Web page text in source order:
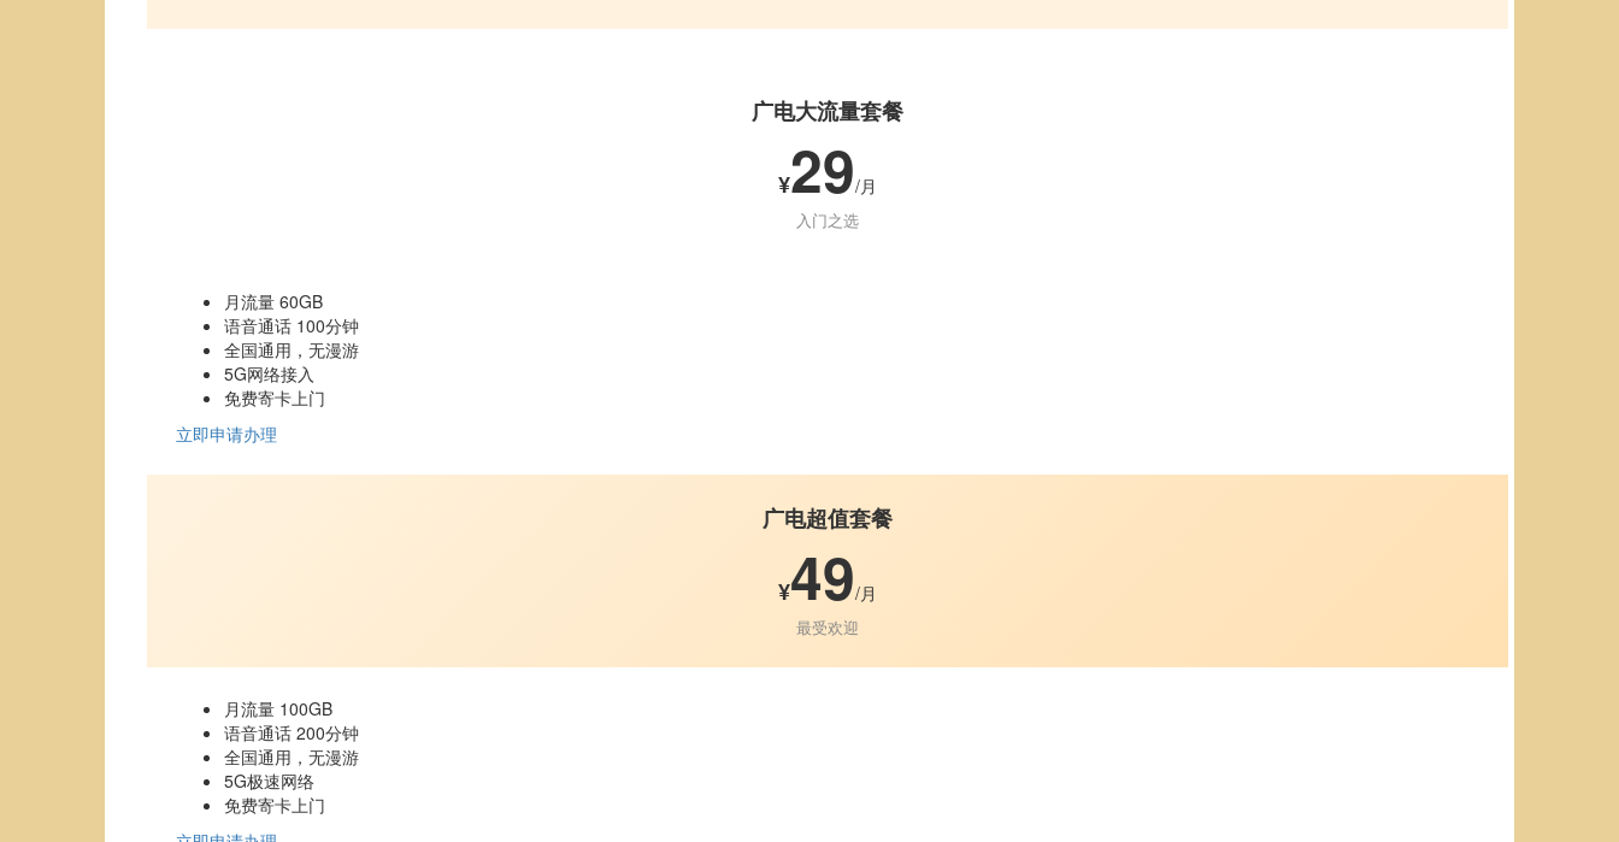
广电大流量套餐
¥29/月
入门之选
月流量 60GB
语音通话 100分钟
全国通用，无漫游
5G网络接入
免费寄卡上门
立即申请办理
广电超值套餐
¥49/月
最受欢迎
月流量 100GB
语音通话 200分钟
全国通用，无漫游
5G极速网络
免费寄卡上门